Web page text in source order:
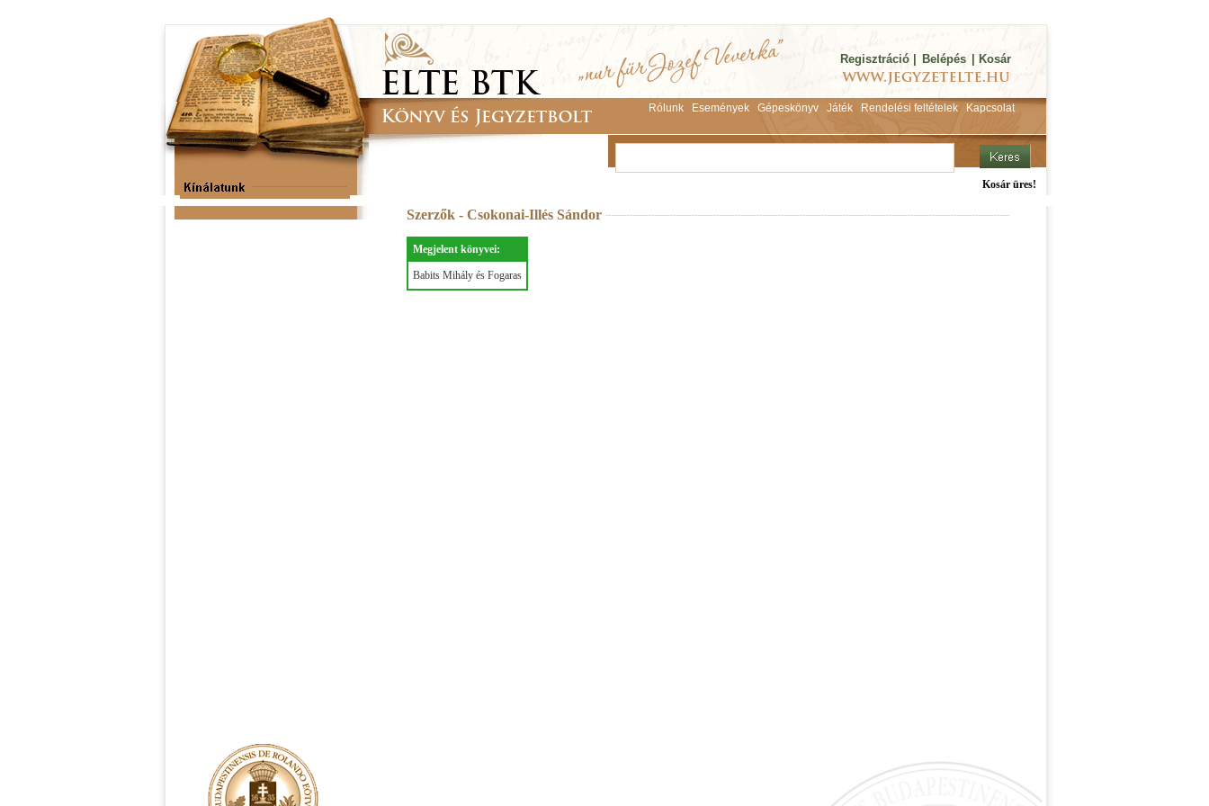
Regisztráció Belépés Kosár
Rólunk Események Gépeskönyv Játék Rendelési feltételek Kapcsolat
Kosár üres!
Szerzők - Csokonai-Illés Sándor
Megjelent könyvei:
Babits Mihály és Fogaras